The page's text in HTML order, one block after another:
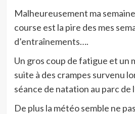
Malheureusement ma
course est la pire des mes
d’entraînements….
Un gros coup de fatigue et un
suite à des crampes survenu
séance de natation au parc de
De plus la météo semble ne